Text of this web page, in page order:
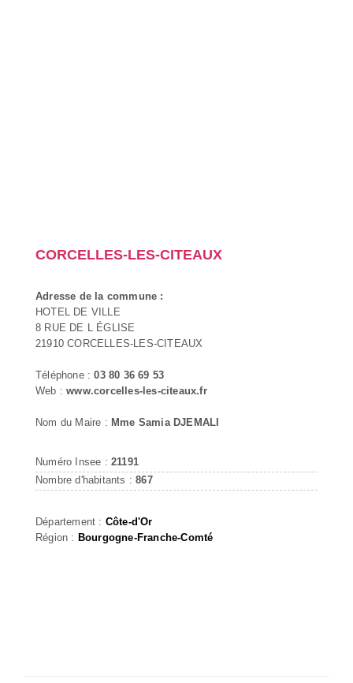
CORCELLES-LES-CITEAUX
Adresse de la commune :
HOTEL DE VILLE
8 RUE DE L ÉGLISE
21910 CORCELLES-LES-CITEAUX
Téléphone :03 80 36 69 53
Web :www.corcelles-les-citeaux.fr
Nom du Maire : Mme Samia DJEMALI
Numéro Insee : 21191
Nombre d'habitants :867
Département : Côte-d'Or
Région : Bourgogne-Franche-Comté